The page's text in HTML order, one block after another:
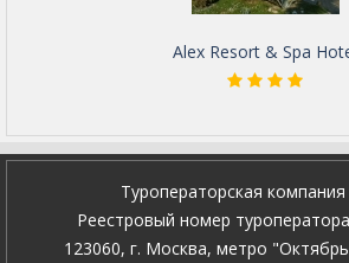
Alex Resort & Spa
Туроператорская компания
Pеестровый номер
123060, г. Москва, метро